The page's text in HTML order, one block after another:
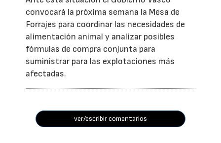
convocará la próxima semana la Mesa de
Forrajes para coordinar las necesidades de
alimentación animal y analizar posibles
fórmulas de compra conjunta para
suministrar para las explotaciones más
afectadas.
ver/escribir comentarios